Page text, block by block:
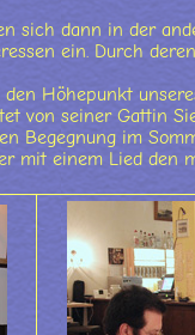
sich dann in der
ein. Durch
Höhepunkt
von seiner Gattin
Begegnung im
mit einem Lied den